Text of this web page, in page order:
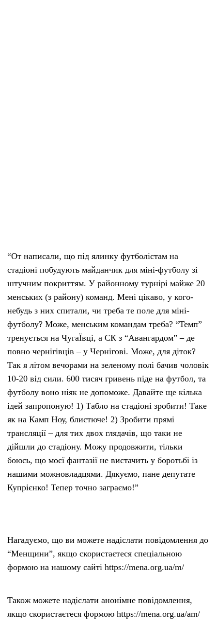
“От написали, що під ялинку футболістам на
стадіоні побудують майданчик для міні-футболу зі
штучним покриттям. У районному турнірі майже 20
менських (з району) команд. Мені цікаво, у кого-
небудь з них спитали, чи треба те поле для міні-
футболу? Може, менським командам треба? “Темп”
тренується на ЧугаЇвці, а СК з “Авангардом” – де
повно чернігівців – у Чернігові. Може, для діток?
Так я літом вечорами на зеленому полі бачив чоловік
10-20 від сили. 600 тисяч гривень піде на футбол, та
футболу воно ніяк не допоможе. Давайте ще кілька
ідей запропоную! 1) Табло на стадіоні зробити! Таке
як на Камп Ноу, блистюче! 2) Зробити прямі
трансляції – для тих двох глядачів, що таки не
дійшли до стадіону. Можу продовжити, тільки
боюсь, що моєї фантазії не вистачить у боротьбі із
нашими можновладцями. Дякуємо, пане депутате
Купрієнко! Тепер точно заграємо!”
Нагадуємо, що ви можете надіслати повідомлення до
“Менщини”, якщо скористаєтеся спеціальною
формою на нашому сайті https://mena.org.ua/m/
Також можете надіслати анонімне повідомлення,
якщо скористаєтеся формою https://mena.org.ua/am/